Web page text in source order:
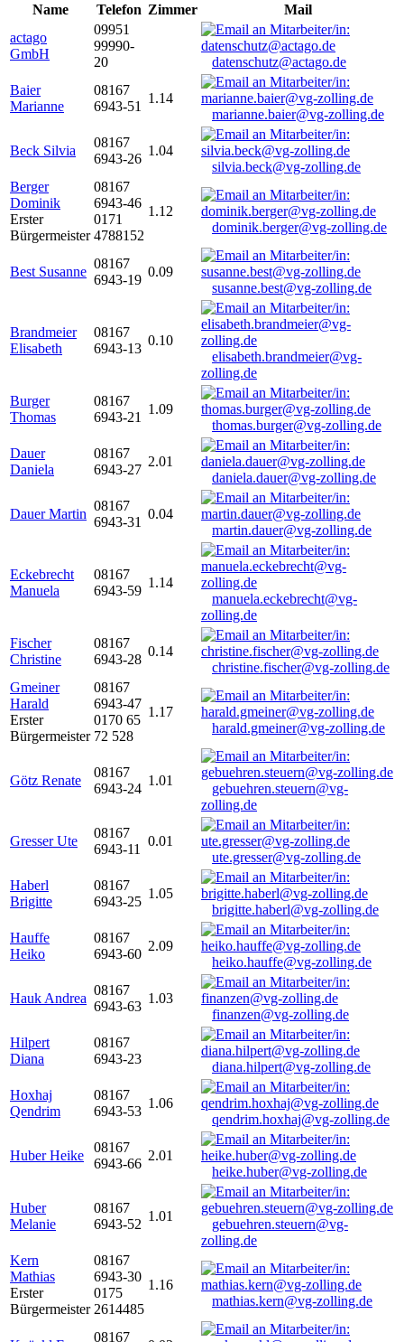
Name
Telefon Zimmer
Mail
actago
GmbH
09951
99990-
20
datenschutz@actago.de
Baier
Marianne
08167
6943-51
1.14
marianne.baier@vg-zolling.de
Beck Silvia
08167
6943-26
1.04
silvia.beck@vg-zolling.de
Berger
Dominik
Erster
Bürgermeister
08167
6943-46
0171
4788152
1.12
dominik.berger@vg-zolling.de
Best Susanne
08167
6943-19
0.09
susanne.best@vg-zolling.de
Brandmeier
Elisabeth
08167
6943-13
0.10
elisabeth.brandmeier@vg-
zolling.de
Burger
Thomas
08167
6943-21
1.09
thomas.burger@vg-zolling.de
Dauer
Daniela
08167
6943-27
2.01
daniela.dauer@vg-zolling.de
Dauer Martin
08167
6943-31
0.04
martin.dauer@vg-zolling.de
Eckebrecht
Manuela
08167
6943-59
1.14
manuela.eckebrecht@vg-
zolling.de
Fischer
Christine
08167
6943-28
0.14
christine.fischer@vg-zolling.de
Gmeiner
Harald
Erster
Bürgermeister
08167
6943-47
0170 65
72 528
1.17
harald.gmeiner@vg-zolling.de
Götz Renate
08167
6943-24
1.01
gebuehren.steuern@vg-
zolling.de
Gresser Ute
08167
6943-11
0.01
ute.gresser@vg-zolling.de
Haberl
Brigitte
08167
6943-25
1.05
brigitte.haberl@vg-zolling.de
Hauffe
Heiko
08167
6943-60
2.09
heiko.hauffe@vg-zolling.de
Hauk Andrea
08167
6943-63
1.03
finanzen@vg-zolling.de
Hilpert
Diana
08167
6943-23
diana.hilpert@vg-zolling.de
Hoxhaj
Qendrim
08167
6943-53
1.06
qendrim.hoxhaj@vg-zolling.de
Huber Heike
08167
6943-66
2.01
heike.huber@vg-zolling.de
Huber
Melanie
08167
6943-52
1.01
gebuehren.steuern@vg-
zolling.de
Kern
Mathias
Erster
Bürgermeister
08167
6943-30
0175
2614485
1.16
mathias.kern@vg-zolling.de
08167